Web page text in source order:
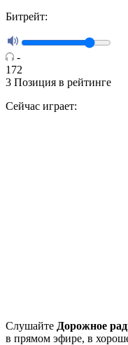
Битрейт:
-
172
3 Позиция в рейтинге
Сейчас играет:
Cлушайте Дорожное
в прямом эфире, в